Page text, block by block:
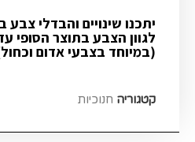
יתכנו שינויים והבדלי צבע
(במיוחד בצבעי אדום
קטגוריה חנוכיות